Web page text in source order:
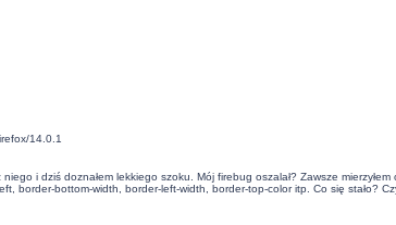
14.0.1
niego i dziś doznałem lekkiego szoku. Mój firebug oszalał? Zawsze
border-bottom-width, border-left-width, border-top-color itp. Co się stało?